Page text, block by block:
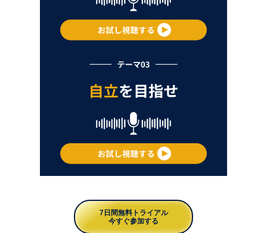
7日間無料トライアル
今すぐ参加する